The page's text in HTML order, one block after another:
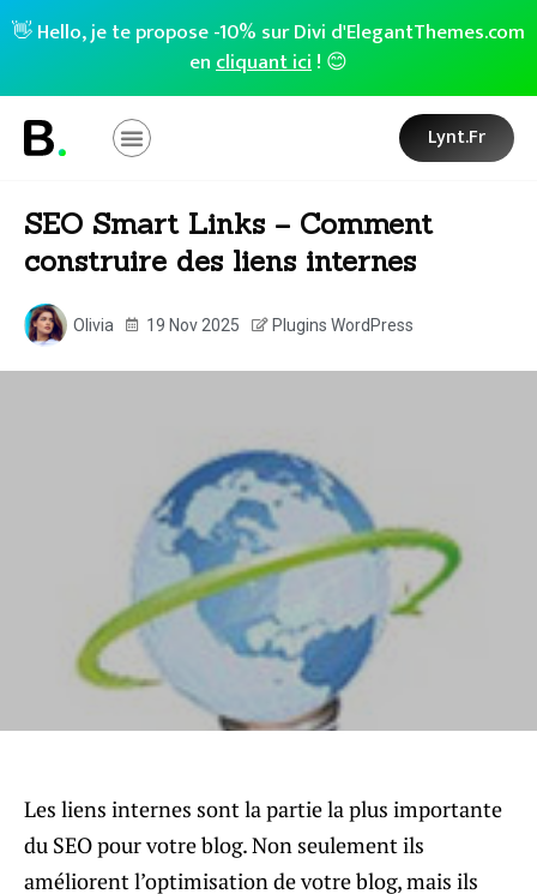
👋 Hello, je te propose -10% sur Divi d'ElegantThemes.com
encliquant ici! 😊
Lynt.fr
SEO Smart Links – Comment
construire des liens internes
Olivia 19 Nov 2025 Plugins WordPress
Les liens internes sont la partie la plus importante
du SEO pour votre blog. Non seulement ils
améliorent l’optimisation de votre blog, mais ils